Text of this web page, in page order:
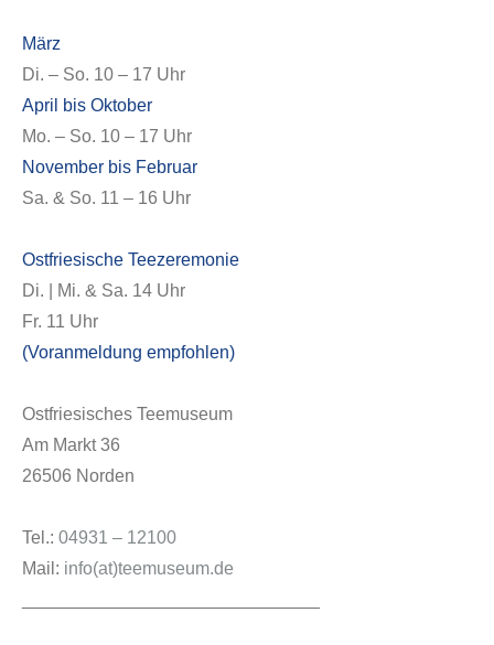
März
Di. – So. 10 – 17 Uhr
April bis Oktober
Mo. – So. 10 – 17 Uhr
November bis Februar
Sa. & So. 11 – 16 Uhr
Ostfriesische Teezeremonie
Di. | Mi. & Sa. 14 Uhr
Fr. 11 Uhr
(Voranmeldung empfohlen)
Ostfriesisches Teemuseum
Am Markt 36
26506 Norden
Tel.: 04931 – 12100
Mail: info(at)teemuseum.de